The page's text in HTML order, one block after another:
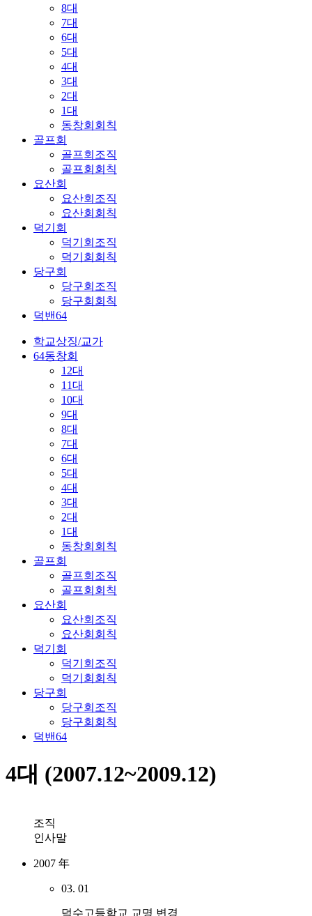
8대
7대
6대
5대
4대
3대
2대
1대
동창회회칙
골프회
골프회조직
골프회회칙
요산회
요산회조직
요산회회칙
덕기회
덕기회조직
덕기회회칙
당구회
당구회조직
당구회회칙
덕밴64
학교상징/교가
64동창회
12대
11대
10대
9대
8대
7대
6대
5대
4대
3대
2대
1대
동창회회칙
골프회
골프회조직
골프회회칙
요산회
요산회조직
요산회회칙
덕기회
덕기회조직
덕기회회칙
당구회
당구회조직
당구회회칙
덕밴64
4대 (2007.12~2009.12)
조직
인사말
2007 年
03. 01
덕수고등학교 교명 변경